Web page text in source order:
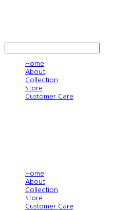
Home
About
Collection
Store
Customer Care
Home
About
Collection
Store
Customer Care